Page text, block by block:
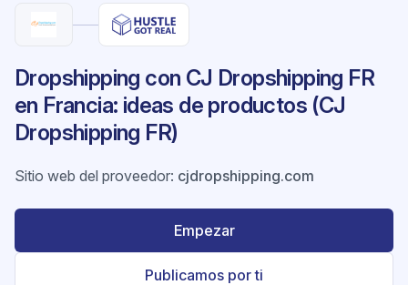
Dropshipping con CJ Dropshipping FR
en Francia: ideas de productos (CJ
Dropshipping FR)
Sitio web del proveedor: cjdropshipping.com
Empezar
Publicamos por ti